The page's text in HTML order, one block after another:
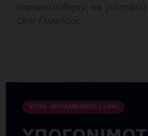
παρακολούθησης και
Clinic Γλυφάδας.